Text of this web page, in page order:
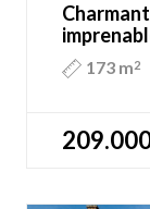
173 m2